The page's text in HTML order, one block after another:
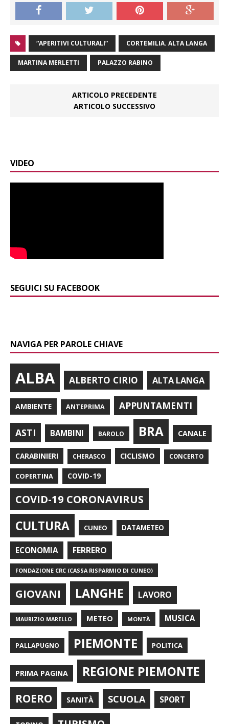
“APERITIVI CULTURALI” CORTEMILIA. ALTA LANGA
MARTINA MERLETTI PALAZZO RABINO
ARTICOLO PRECEDENTE
ARTICOLO SUCCESSIVO
VIDEO
SEGUICI SU FACEBOOK
NAVIGA PER PAROLE CHIAVE
ALBA ALBERTO CIRIO ALTA LANGA
AMBIENTE ANTEPRIMA APPUNTAMENTI
ASTI BAMBINI BAROLO BRA CANALE
CARABINIERI CHERASCO CICLISMO CONCERTO
COPERTINA COVID-19
COVID-19 CORONAVIRUS
CULTURA CUNEO DATAMETEO
ECONOMIA FERRERO
FONDAZIONE CRC (CASSA RISPARMIO DI CUNEO)
GIOVANI LANGHE LAVORO
MAURIZIO MARELLO METEO MONTÀ MUSICA
PALLAPUGNO PIEMONTE POLITICA
PRIMA PAGINA REGIONE PIEMONTE
ROERO SANITÀ SCUOLA SPORT